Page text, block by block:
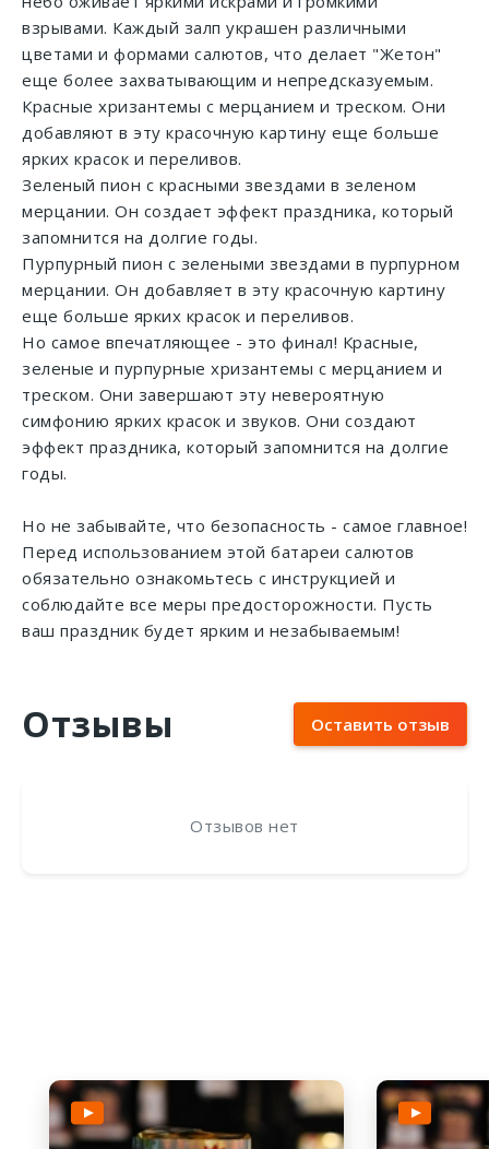
взрывами. Каждый залп украшен различными
цветами и формами салютов, что делает "Жетон"
еще более захватывающим и непредсказуемым.
Красные хризантемы с мерцанием и треском. Они
добавляют в эту красочную картину еще больше
ярких красок и переливов.
Зеленый пион с красными звездами в зеленом
мерцании. Он создает эффект праздника, который
запомнится на долгие годы.
Пурпурный пион с зелеными звездами в пурпурном
мерцании. Он добавляет в эту красочную картину
еще больше ярких красок и переливов.
Но самое впечатляющее - это финал! Красные,
зеленые и пурпурные хризантемы с мерцанием и
треском. Они завершают эту невероятную
симфонию ярких красок и звуков. Они создают
эффект праздника, который запомнится на долгие
годы.
Но не забывайте, что безопасность - самое главное!
Перед использованием этой батареи салютов
обязательно ознакомьтесь с инструкцией и
соблюдайте все меры предосторожности. Пусть
ваш праздник будет ярким и незабываемым!
Отзывы Оставить отзыв
Отзывов нет